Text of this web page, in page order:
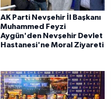
AK Parti Nevşehir İl Başkanı
Muhammed Feyzi
Aygün'den Nevşehir Devlet
Hastanesi'ne Moral Ziyareti